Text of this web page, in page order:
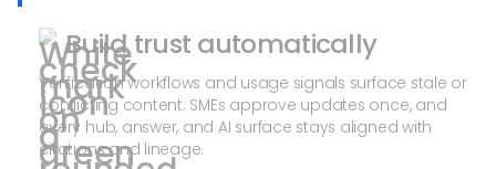
Build trust automatically
Verification workflows and usage signals surface stale or
conflicting content. SMEs approve updates once, and
every hub, answer, and AI surface stays aligned with
citations and lineage.